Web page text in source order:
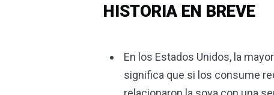
HISTORIA EN BREVE
En los Estados Unidos, la
significa que si los consume